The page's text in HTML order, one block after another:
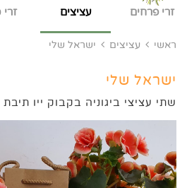
זרי פרחים עציצים
ראשי עציצים ישראל שלי
ישראל שלי
שתי עציצי ביגוניה בקבוק ייו